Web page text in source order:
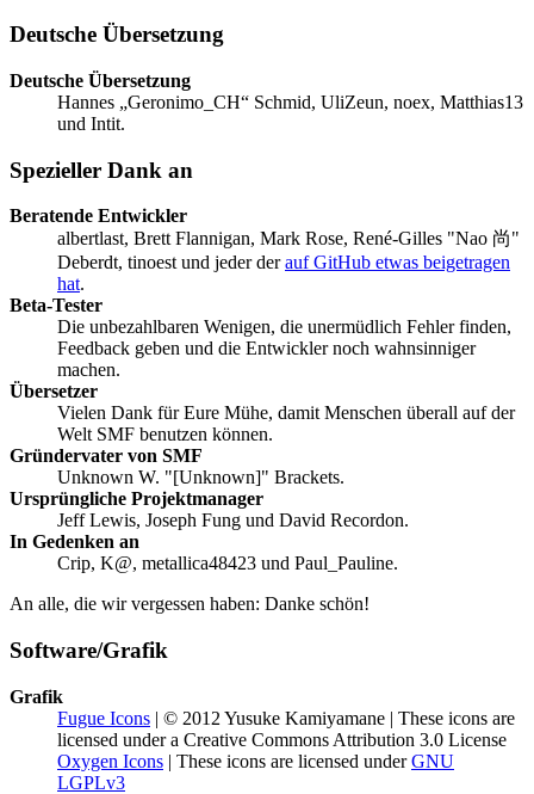
Deutsche Übersetzung
Deutsche Übersetzung
Hannes „Geronimo_CH“ Schmid, UliZeun, noex, Matthias13
und Intit.
Spezieller Dank an
Beratende Entwickler
albertlast, Brett Flannigan, Mark Rose, René-Gilles "Nao 尚"
Deberdt, tinoest und jeder derauf GitHub etwas beigetragen
hat.
Beta-Tester
Die unbezahlbaren Wenigen, die unermüdlich Fehler finden,
Feedback geben und die Entwickler noch wahnsinniger
machen.
Übersetzer
Vielen Dank für Eure Mühe, damit Menschen überall auf der
Welt SMF benutzen können.
Gründervater von SMF
Unknown W. "[Unknown]" Brackets.
Ursprüngliche Projektmanager
Jeff Lewis, Joseph Fung und David Recordon.
In Gedenken an
Crip, K@, metallica48423 und Paul_Pauline.
An alle, die wir vergessen haben: Danke schön!
Software/Grafik
Grafik
Fugue Icons | © 2012 Yusuke Kamiyamane | These icons are
licensed under a Creative Commons Attribution 3.0 License
Oxygen Icons | These icons are licensed underGNU
LGPLv3